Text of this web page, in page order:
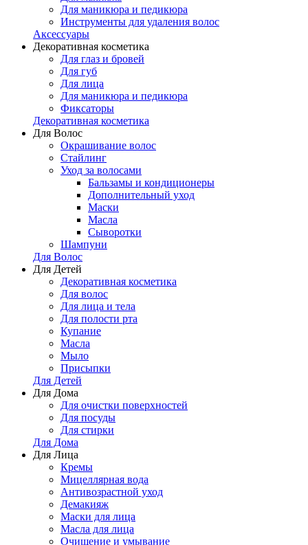
Для маникюра и педикюра
Инструменты для удаления волос
Аксессуары
Декоративная косметика
Для глаз и бровей
Для губ
Для лица
Для маникюра и педикюра
Фиксаторы
Декоративная косметика
Для Волос
Окрашивание волос
Стайлинг
Уход за волосами
Бальзамы и кондиционеры
Дополнительный уход
Маски
Масла
Сыворотки
Шампуни
Для Волос
Для Детей
Декоративная косметика
Для волос
Для лица и тела
Для полости рта
Купание
Масла
Мыло
Присыпки
Для Детей
Для Дома
Для очистки поверхностей
Для посуды
Для стирки
Для Дома
Для Лица
Кремы
Мицеллярная вода
Антивозрастной уход
Демакияж
Маски для лица
Масла для лица
Очищение и умывание